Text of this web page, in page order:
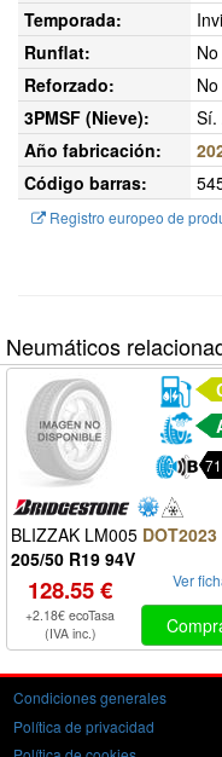
Temporada:
Runflat:
No
Reforzado:
No
3PMSF (Nieve):
Sí.
Año fabricación:
Código barras:
Registro europeo de
Neumáticos
BLIZZAK LM005 DOT2023
205/50 R19 94V
128.55 €
+2.18€ ecoTasa
(IVA inc.)
Ver
Condiciones generales
Política de privacidad